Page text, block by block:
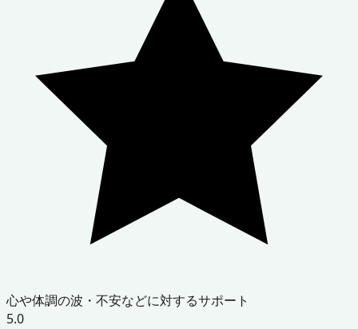
心や体調の波・不安などに対するサポート
5.0